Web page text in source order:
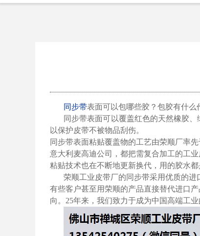
同步带表面可以包哪些胶？包胶有什么
同步带表面可以覆盖红色的天然橡胶、
以保护皮带不被物品刮伤。
同步带表面粘贴覆盖物的工艺由荣顺厂率
意大利麦高迪公司，都把需复合加工的工
粘贴技术也在不断地更新换代，用的胶水都
荣顺工业皮带厂的同 步带采用优质的进
有些客户甚至用荣顺的产品直接替代进口产
向。 25年来，我们致力于成为中国高端工